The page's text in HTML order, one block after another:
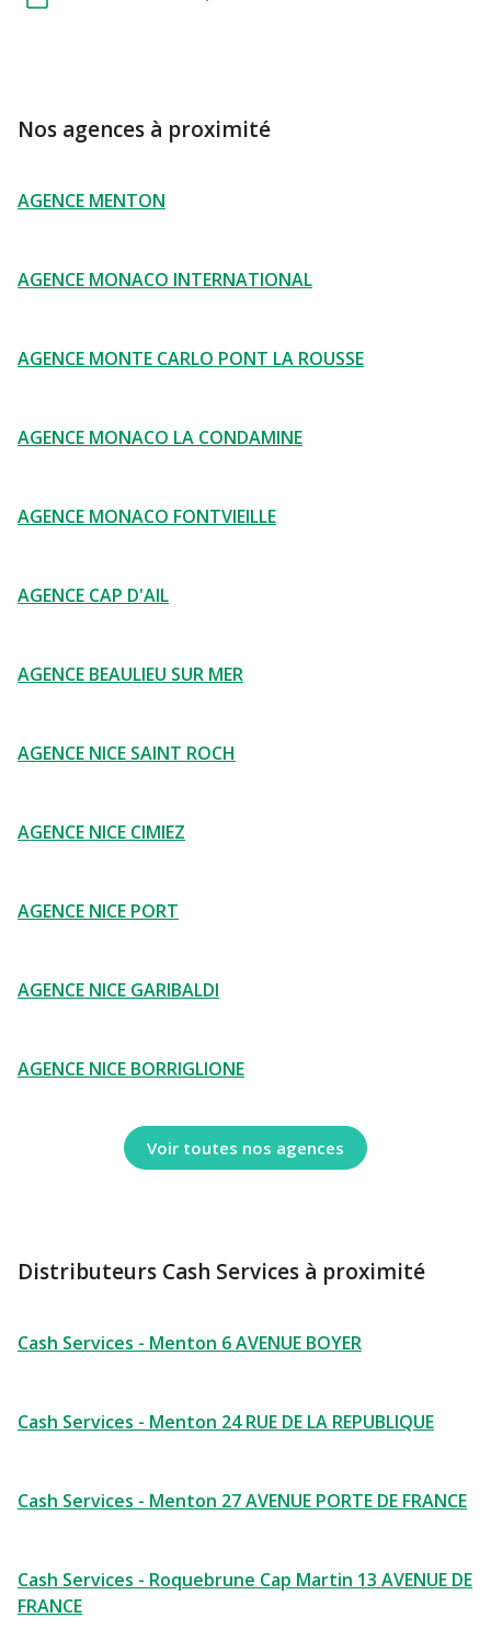
Nos agences à proximité
AGENCE MENTON
AGENCE MONACO INTERNATIONAL
AGENCE MONTE CARLO PONT LA ROUSSE
AGENCE MONACO LA CONDAMINE
AGENCE MONACO FONTVIEILLE
AGENCE CAP D'AIL
AGENCE BEAULIEU SUR MER
AGENCE NICE SAINT ROCH
AGENCE NICE CIMIEZ
AGENCE NICE PORT
AGENCE NICE GARIBALDI
AGENCE NICE BORRIGLIONE
Voir toutes nos agences
Distributeurs Cash Services à proximité
Cash Services - Menton 6 AVENUE BOYER
Cash Services - Menton 24 RUE DE LA REPUBLIQUE
Cash Services - Menton 27 AVENUE PORTE DE FRANCE
Cash Services - Roquebrune Cap Martin 13 AVENUE DE
FRANCE